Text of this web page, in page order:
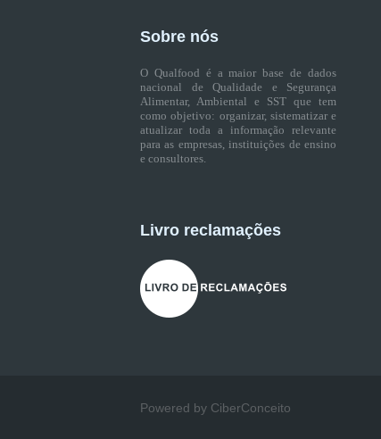
Sobre nós
O Qualfood é a maior base de dados
nacional de Qualidade e Segurança
Alimentar, Ambiental e SST que tem
como objetivo: organizar, sistematizar e
atualizar toda a informação relevante
para as empresas, instituições de ensino
e consultores.
Livro reclamações
Powered by CiberConceito